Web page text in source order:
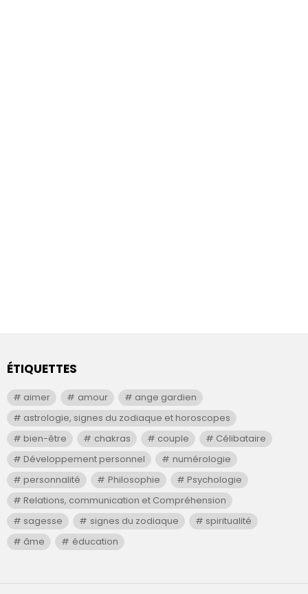
ÉTIQUETTES
aimer amour
ange gardien
astrologie, signes du zodiaque et horoscopes
bien-être
chakras couple
Célibataire
Développement personnel
numérologie
personnalité
Philosophie
Psychologie
Relations, communication et Compréhension
sagesse
signes du zodiaque
spiritualité
âme
éducation